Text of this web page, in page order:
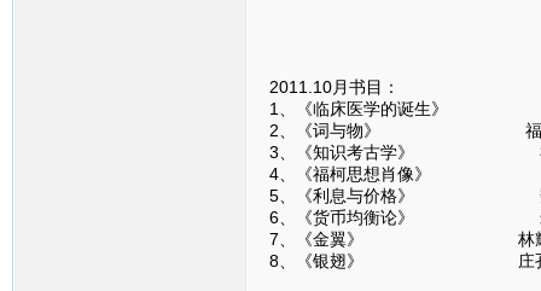
2011.10月书目：
1、《临床医学的诞生》
2、《词与物》 福
3、《知识考古学》
4、《福柯思想肖像》
5、《利息与价格》 魏
6、《货币均衡论》 米
7、《金翼》 林耀
8、《银翅》 庄孔